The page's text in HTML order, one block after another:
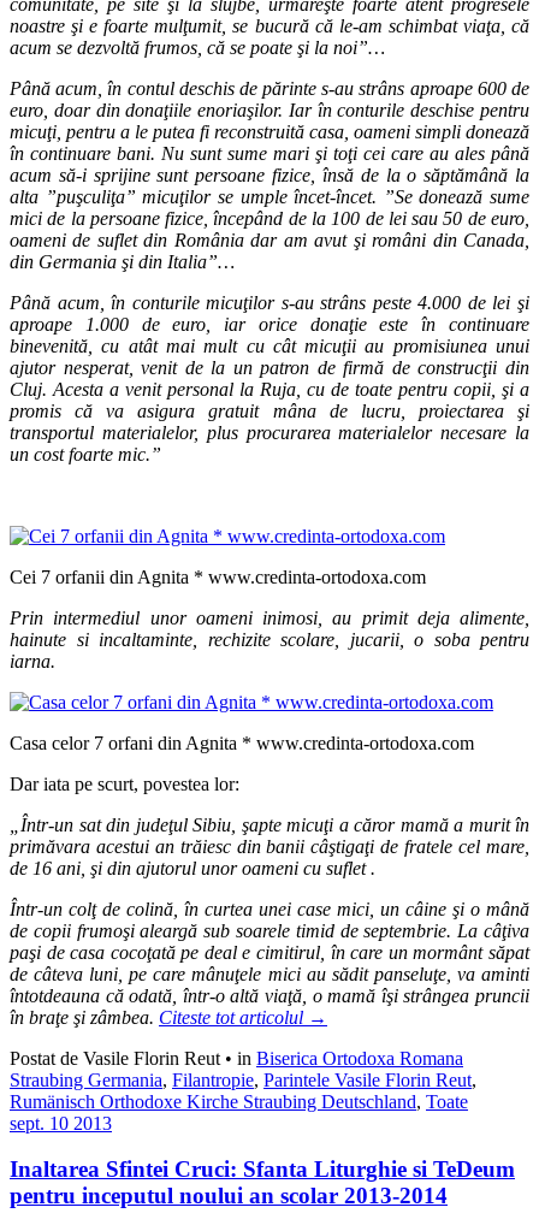
noastre şi e foarte mulţumit, se bucură că le-am schimbat viaţa, că
acum se dezvoltă frumos, că se poate şi la noi”…
Până acum, în contul deschis de părinte s-au strâns aproape 600 de
euro, doar din donaţiile enoriaşilor. Iar în conturile deschise pentru
micuţi, pentru a le putea fi reconstruită casa, oameni simpli donează
în continuare bani. Nu sunt sume mari şi toţi cei care au ales până
acum să-i sprijine sunt persoane fizice, însă de la o săptămână la
alta ”puşculiţa” micuţilor se umple încet-încet. ”Se donează sume
mici de la persoane fizice, începând de la 100 de lei sau 50 de euro,
oameni de suflet din România dar am avut şi români din Canada,
din Germania şi din Italia”…
Până acum, în conturile micuţilor s-au strâns peste 4.000 de lei şi
aproape 1.000 de euro, iar orice donaţie este în continuare
binevenită, cu atât mai mult cu cât micuţii au promisiunea unui
ajutor nesperat, venit de la un patron de firmă de construcţii din
Cluj. Acesta a venit personal la Ruja, cu de toate pentru copii, şi a
promis că va asigura gratuit mâna de lucru, proiectarea şi
transportul materialelor, plus procurarea materialelor necesare la
un cost foarte mic.”
Cei 7 orfanii din Agnita * www.credinta-ortodoxa.com
Prin intermediul unor oameni inimosi, au primit deja alimente,
hainute si incaltaminte, rechizite scolare, jucarii, o soba pentru
iarna.
Casa celor 7 orfani din Agnita * www.credinta-ortodoxa.com
Dar iata pe scurt, povestea lor:
„Într-un sat din judeţul Sibiu, şapte micuţi a căror mamă a murit în
primăvara acestui an trăiesc din banii câştigaţi de fratele cel mare,
de 16 ani, şi din ajutorul unor oameni cu suflet .
Într-un colţ de colină, în curtea unei case mici, un câine şi o mână
de copii frumoşi aleargă sub soarele timid de septembrie. La câţiva
paşi de casa cocoţată pe deal e cimitirul, în care un mormânt săpat
de câteva luni, pe care mânuţele mici au sădit panseluţe, va aminti
întotdeauna că odată, într-o altă viaţă, o mamă îşi strângea pruncii
în braţe şi zâmbea. Citeste tot articolul →
Postat de Vasile Florin Reut • in Biserica Ortodoxa Romana
Straubing Germania, Filantropie, Parintele Vasile Florin Reut,
Rumänisch Orthodoxe Kirche Straubing Deutschland, Toate
sept. 10 2013
Inaltarea Sfintei Cruci: Sfanta Liturghie si TeDeum
pentru inceputul noului an scolar 2013-2014